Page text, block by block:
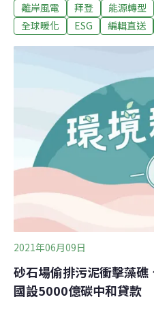
超過八成民眾贊成政府全力
成政府推動建立離岸風電台
市議員陳秋萍今天現場勘查
育等相關單位調查，究責並
月12日接獲通報後，立刻派
活垃圾、塑膠水管、紅色浪
調閱路口監視器後，確認貨
依法移送地檢署偵辦。（自
離岸風電 拜登 能源轉型
全球暖化
ESG 編輯直送
2021年06月09日
砂石場偷排污泥衝擊藻
國設5000億碳中和貸款